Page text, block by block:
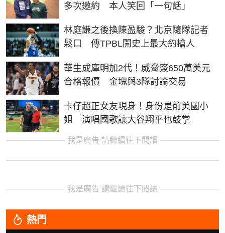
多次邀約 本人笑回「一句話」
林庭謙之後換陳盈駿？北京隨隊記者
鬆口 傳TPBL開史上最大約搶人
華生成庫明加2代！威脅簽650萬美元
合格報價 金塊與3隊討論交易
卡仔超正女友現身！身份是前美國小
姐 演唱國歌讓大谷翔平也鼓掌
我是廣告 請繼續往下閱讀
我是廣告 請繼續往下閱讀
熱門